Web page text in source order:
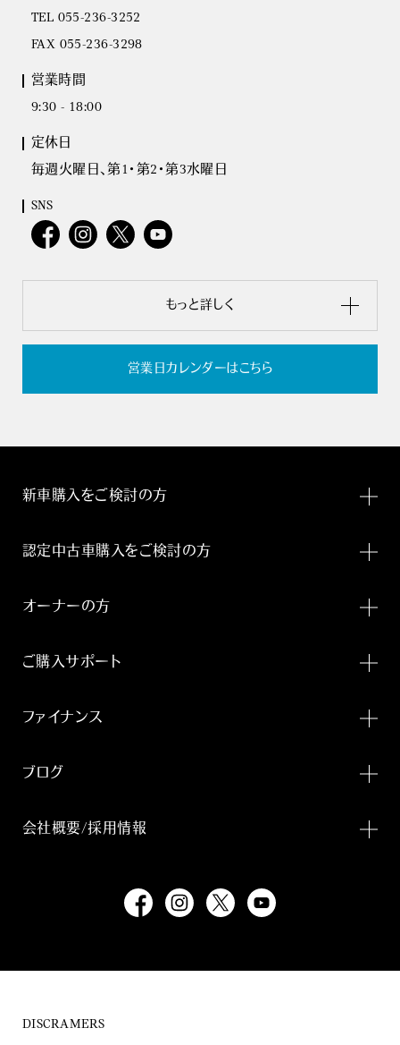
TEL 055-236-3252
FAX 055-236-3298
営業時間
9:30 - 18:00
定休日
毎週火曜日、第1・第2・第3水曜日
SNS
もっと詳しく
営業日カレンダーはこちら
新車購入をご検討の方
認定中古車購入をご検討の方
オーナーの方
ご購入サポート
ファイナンス
ブログ
会社概要/採用情報
DISCRAMERS